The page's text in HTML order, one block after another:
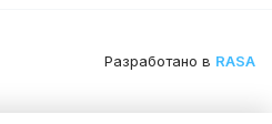
Разработано в RASA